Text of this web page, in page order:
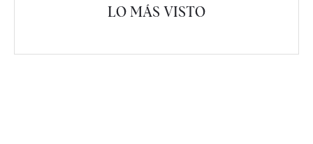
LO MÁS VISTO